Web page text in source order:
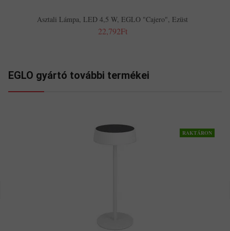
Asztali Lámpa, LED 4,5 W, EGLO "Cajero", Ezüst
22,792Ft
EGLO gyártó további termékei
RAKTÁRON